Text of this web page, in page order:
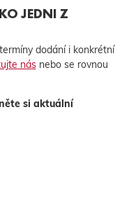
JEDNI Z
dodání i konkrétní
násnebo se rovnou
si aktuální